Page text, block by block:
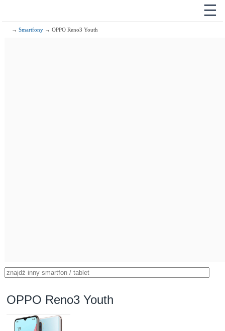
☰
→Smartfony → OPPO Reno3 Youth
OPPO Reno3 Youth